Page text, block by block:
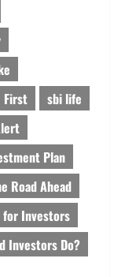
First
sbi life
Plan
Road Ahead
for Investors
Investors Do?